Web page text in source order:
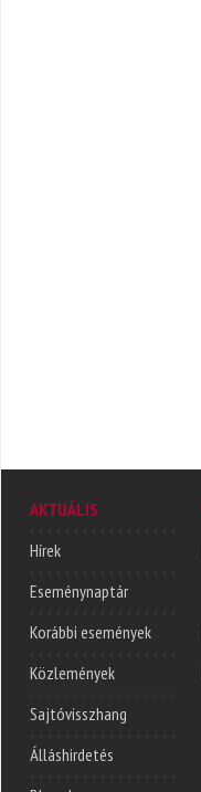
AKTUÁLIS
Hírek
Eseménynaptár
Korábbi események
Közlemények
Sajtóvisszhang
Álláshirdetés